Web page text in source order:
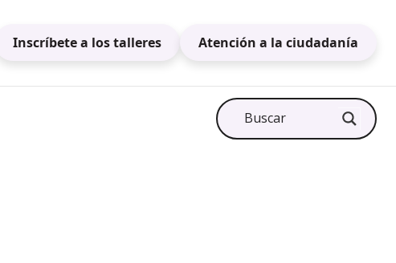
Inscríbete a los talleres Atención a la ciudadanía